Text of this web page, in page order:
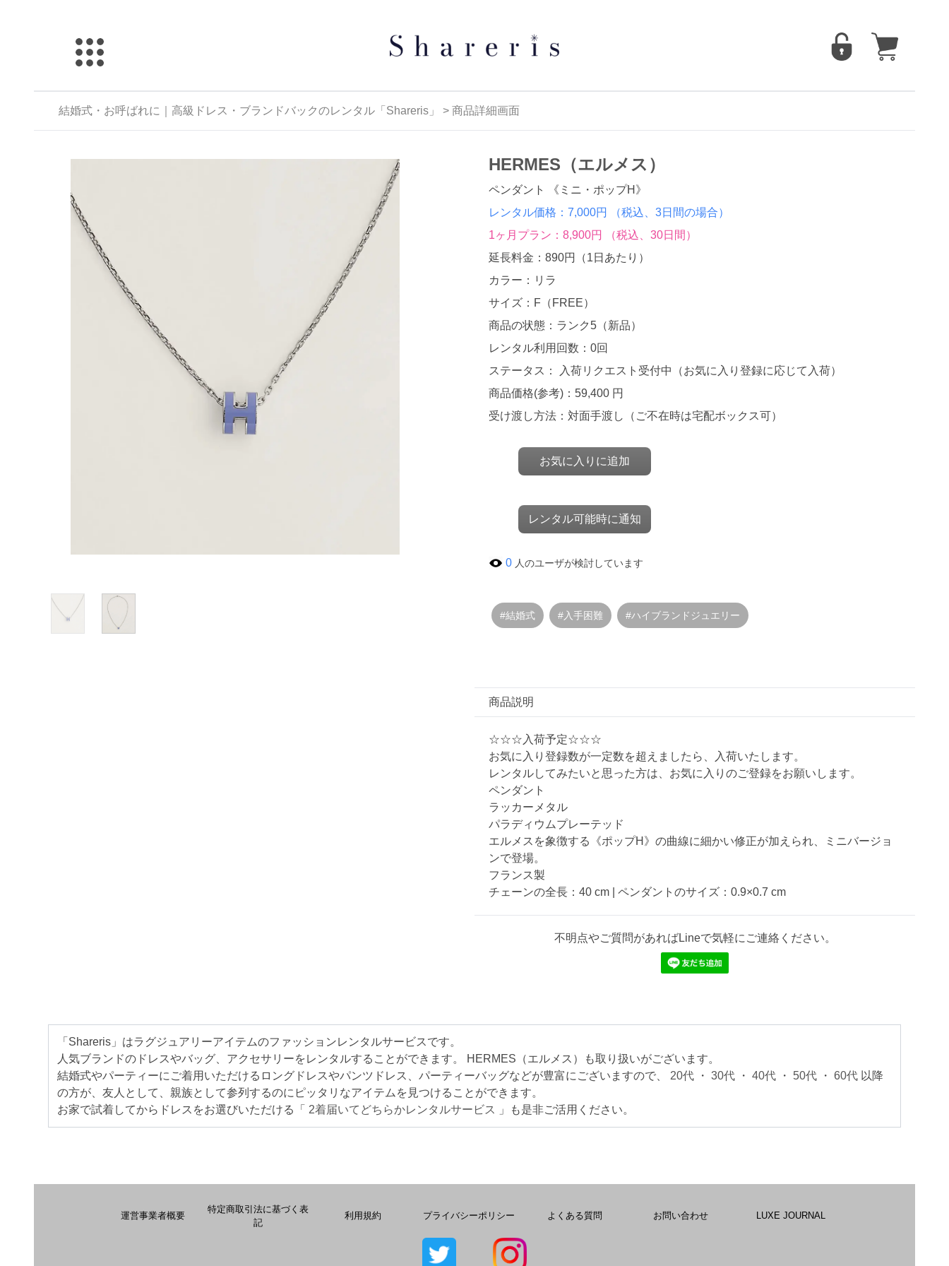
結婚式・お呼ばれに｜高級ドレス・ブランドバックのレンタル「Shareris」 > 商品詳細画面
HERMES（エルメス）
ペンダント 《ミニ・ポップH》
レンタル価格：7,000円
（税込、3日間の場合）
1ヶ月プラン：8,900円
（税込、30日間）
延長料金：890円
（1日あたり）
カラー：リラ
サイズ：F（FREE）
商品の状態：ランク5（新品）
レンタル利用回数：0回
ステータス： 入荷リクエスト受付中
（お気に入り登録に応じて入荷）
商品価格(参考)：59,400 円
受け渡し方法：対面手渡し（ご不在時は宅配ボックス可）
お気に入りに追加
レンタル可能時に通知
0 人のユーザが検討しています
#結婚式 #入手困難 #ハイブランドジュエリー
商品説明
☆☆☆入荷予定☆☆☆
お気に入り登録数が一定数を超えましたら、入荷いたします。
レンタルしてみたいと思った方は、お気に入りのご登録をお願いします。
ペンダント
ラッカーメタル
パラディウムプレーテッド
エルメスを象徴する《ポップH》の曲線に細かい修正が加えられ、ミニバージョ
ンで登場。
フランス製
チェーンの全長：40 cm | ペンダントのサイズ：0.9×0.7 cm
不明点やご質問があればLineで気軽にご連絡ください。
「Shareris」はラグジュアリーアイテムのファッションレンタルサービスです。
人気ブランドのドレスやバッグ、アクセサリーをレンタルすることができます。 HERMES（エルメス）も取り扱いがございます。
結婚式やパーティーにご着用いただけるロングドレスやパンツドレス、パーティーバッグなどが豊富にございますので、 20代 ・ 30代 ・ 40代 ・ 50代 ・ 60代 以降
の方が、友人として、親族として参列するのにピッタリなアイテムを見つけることができます。
お家で試着してからドレスをお選びいただける「 2着届いてどちらかレンタルサービス 」も是非ご活用ください。
運営事業者概要
特定商取引法に基づく表
記
利用規約 プライバシーポリシー よくある質問 お問い合わせ LUXE JOURNAL